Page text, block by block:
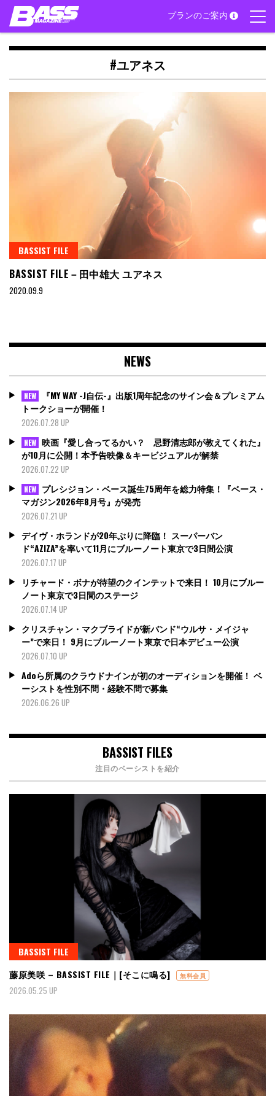
Skip
content
プランのご案内
#ユアネス
BASSIST FILE
BASSIST FILE－田中雄大 ユアネス
2020.09.9
NEWS
NEW
『MY WAY -J自伝-』出版1周年記念のサイン会＆プレミアム
トークショーが開催！
2026.07.28 UP
NEW 映画『愛し合ってるかい？ 忌野清志郎が教えてくれた』
が10月に公開！本予告映像＆キービジュアルが解禁
2026.07.22 UP
NEW プレシジョン・ベース誕生75周年を総力特集！『ベース・
マガジン2026年8月号』が発売
2026.07.21 UP
デイヴ・ホランドが20年ぶりに降臨！ スーパーバン
ド“AZIZA”を率いて11月にブルーノート東京で3日間公演
2026.07.17 UP
リチャード・ボナが待望のクインテットで来日！ 10月にブルー
ノート東京で3日間のステージ
2026.07.14 UP
クリスチャン・マクブライドが新バンド“ウルサ・メイジャ
ー”で来日！ 9月にブルーノート東京で日本デビュー公演
2026.07.10 UP
Adoら所属のクラウドナインが初のオーディションを開催！ ベ
ーシストを性別不問・経験不問で募集
2026.06.26 UP
BASSIST FILES
注目のベーシストを紹介
BASSIST FILE
藤原美咲 – BASSIST FILE｜[そこに鳴る]
無料会員
2026.05.25 UP